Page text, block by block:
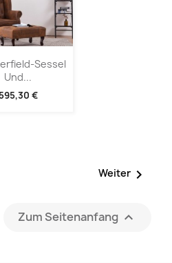
Sessel
Und...
595,30 €
Weiter 
Zum Seitenanfang 